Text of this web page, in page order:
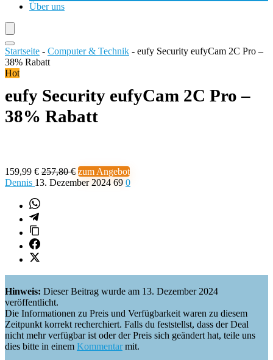
Über uns
Startseite - Computer & Technik - eufy Security eufyCam 2C Pro –
38% Rabatt
Hot
eufy Security eufyCam 2C Pro –
38% Rabatt
159,99 € 257,80 € zum Angebot
Dennis 13. Dezember 2024 69 0
Hinweis: Dieser Beitrag wurde am 13. Dezember 2024
veröffentlicht.
Die Informationen zu Preis und Verfügbarkeit waren zu diesem
Zeitpunkt korrekt recherchiert. Falls du feststellst, dass der Deal
nicht mehr verfügbar ist oder der Preis sich geändert hat, teile uns
dies bitte in einem Kommentarmit.